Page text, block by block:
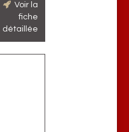
Voir la
fiche
détaillée